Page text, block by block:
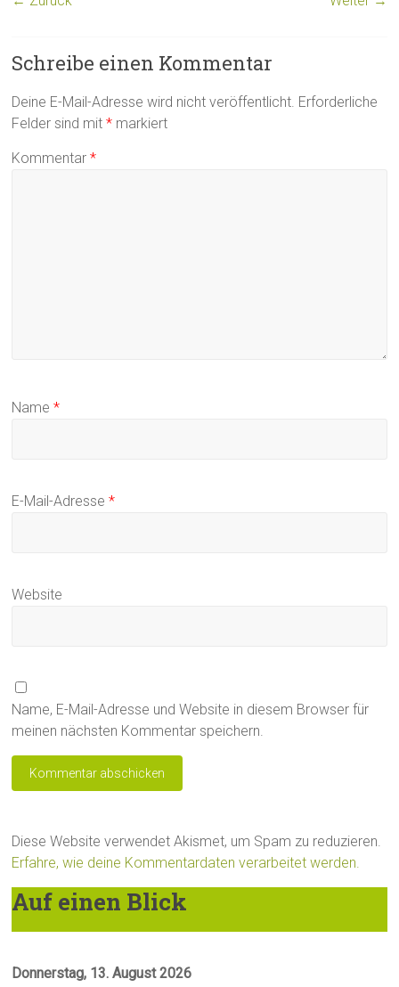
Schreibe einen Kommentar
Deine E-Mail-Adresse wird nicht veröffentlicht. Erforderliche
Felder sind mit* markiert
Kommentar*
Name*
E-Mail-Adresse*
Website
Name, E-Mail-Adresse und Website in diesem Browser für
meinen nächsten Kommentar speichern.
Diese Website verwendet Akismet, um Spam zu reduzieren.
Erfahre, wie deine Kommentardaten verarbeitet werden.
Auf einen Blick
Donnerstag, 13. August 2026